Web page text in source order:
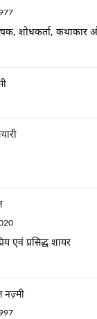
शोधकर्ता, कथाकार
एवं प्रसिद्ध शायर
नज़्मी